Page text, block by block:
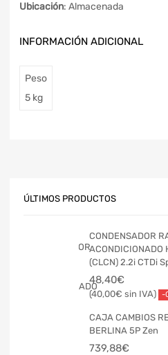
Ubicación: Almacenada
INFORMACIÓN ADICIONAL
Peso
5 kg
ÚLTIMOS PRODUCTOS
CONDENSADOR
ACONDICIONADO
(CLCN) 2.2i CTDi
48,40€
40,00€ -
CAJA CAMBIOS
BERLINA 5P Zen
739,88€